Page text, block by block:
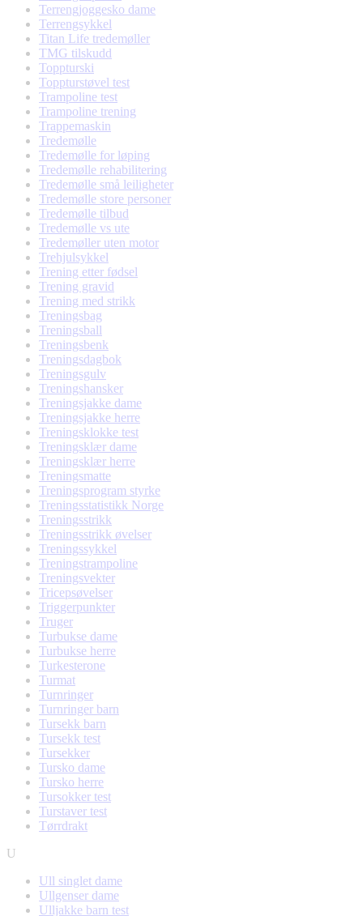
Terrengjoggesko dame
Terrengsykkel
Titan Life tredemøller
TMG tilskudd
Toppturski
Toppturstøvel test
Trampoline test
Trampoline trening
Trappemaskin
Tredemølle
Tredemølle for løping
Tredemølle rehabilitering
Tredemølle små leiligheter
Tredemølle store personer
Tredemølle tilbud
Tredemølle vs ute
Tredemøller uten motor
Trehjulsykkel
Trening etter fødsel
Trening gravid
Trening med strikk
Treningsbag
Treningsball
Treningsbenk
Treningsdagbok
Treningsgulv
Treningshansker
Treningsjakke dame
Treningsjakke herre
Treningsklokke test
Treningsklær dame
Treningsklær herre
Treningsmatte
Treningsprogram styrke
Treningsstatistikk Norge
Treningsstrikk
Treningsstrikk øvelser
Treningssykkel
Treningstrampoline
Treningsvekter
Tricepsøvelser
Triggerpunkter
Truger
Turbukse dame
Turbukse herre
Turkesterone
Turmat
Turnringer
Turnringer barn
Tursekk barn
Tursekk test
Tursekker
Tursko dame
Tursko herre
Tursokker test
Turstaver test
Tørrdrakt
U
Ull singlet dame
Ullgenser dame
Ulljakke barn test